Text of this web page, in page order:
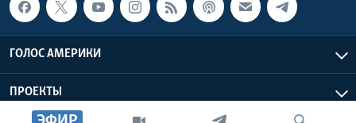
ГОЛОС АМЕРИКИ
ПРОЕКТЫ